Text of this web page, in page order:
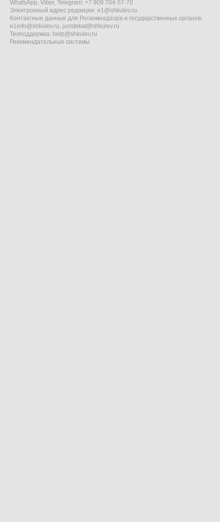
WhatsApp, Viber, Telegram: +7 909 704-57-70
Электронный адрес редакции: e1@shkulev.ru
Контактные данные для Роскомнадзора и государственных органов:
e1info@shkulev.ru, juristekat@shkulev.ru
Техподдержка: help@shkulev.ru
Рекомендательные системы